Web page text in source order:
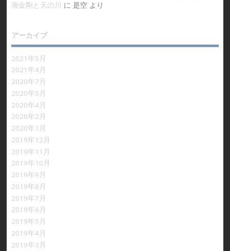
海金剛と天の川
に 是空より
アーカイブ
2021年5月
2021年4月
2020年7月
2020年5月
2020年4月
2020年2月
2020年1月
2019年12月
2019年11月
2019年10月
2019年9月
2019年8月
2019年7月
2019年6月
2019年5月
2019年4月
2019年3月